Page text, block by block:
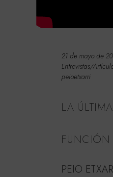
21 de mayo de
Entrevistas/
peioetxarri
LA ÚLTIMA
FUNCIÓN
PEIO